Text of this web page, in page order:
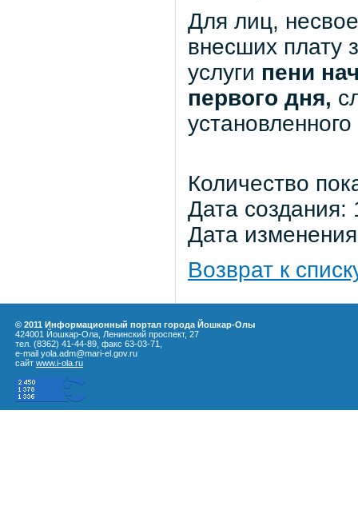
Для лиц,
внесших плату
услуги пени
первого дня,
Количество
Дата
Дата
Возврат к
© 2011 Информационный портал города Йошкар-Олы
424001 Йошкар-Ола, Ленинский проспект, 27
тел. (8362) 41-44-89, факс 63-03-71,
e-mail yola.adm@mari-el.gov.ru
сайт www.i-ola.ru